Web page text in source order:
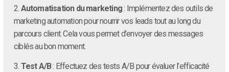
2. Automatisation du marketing: Implémentez des outils de
marketing automation pour nourrir vos leads tout au long du
parcours client. Cela vous permet d’envoyer des messages
ciblés au bon moment.
3. Test A/B: Effectuez des tests A/B pour évaluer l’efficacité